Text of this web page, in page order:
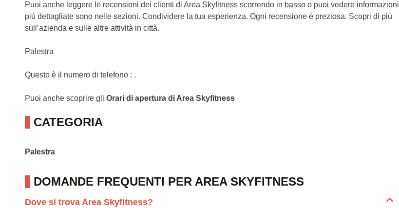
Puoi anche leggere le recensioni dei clienti di Area Skyfitness scorrendo in basso o puoi vedere informazioni
più dettagliate sono nelle sezioni. Condividere la tua esperienza. Ogni recensione è preziosa. Scopri di più
sull’azienda e sulle altre attività in città.
Palestra
Questo è il numero di telefono : .
Puoi anche scoprire gli Orari di apertura di Area Skyfitness
CATEGORIA
Palestra
DOMANDE FREQUENTI PER AREA SKYFITNESS
Dove si trova Area Skyfitness?